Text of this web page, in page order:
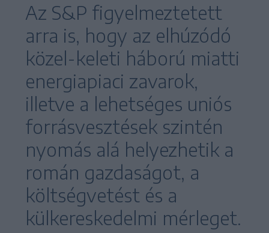
Az S&P figyelmeztetett
arra is, hogy az elhúzódó
közel-keleti háború miatti
energiapiaci zavarok,
illetve a lehetséges uniós
forrásvesztések szintén
nyomás alá helyezhetik a
román gazdaságot, a
költségvetést és a
külkereskedelmi mérleget.